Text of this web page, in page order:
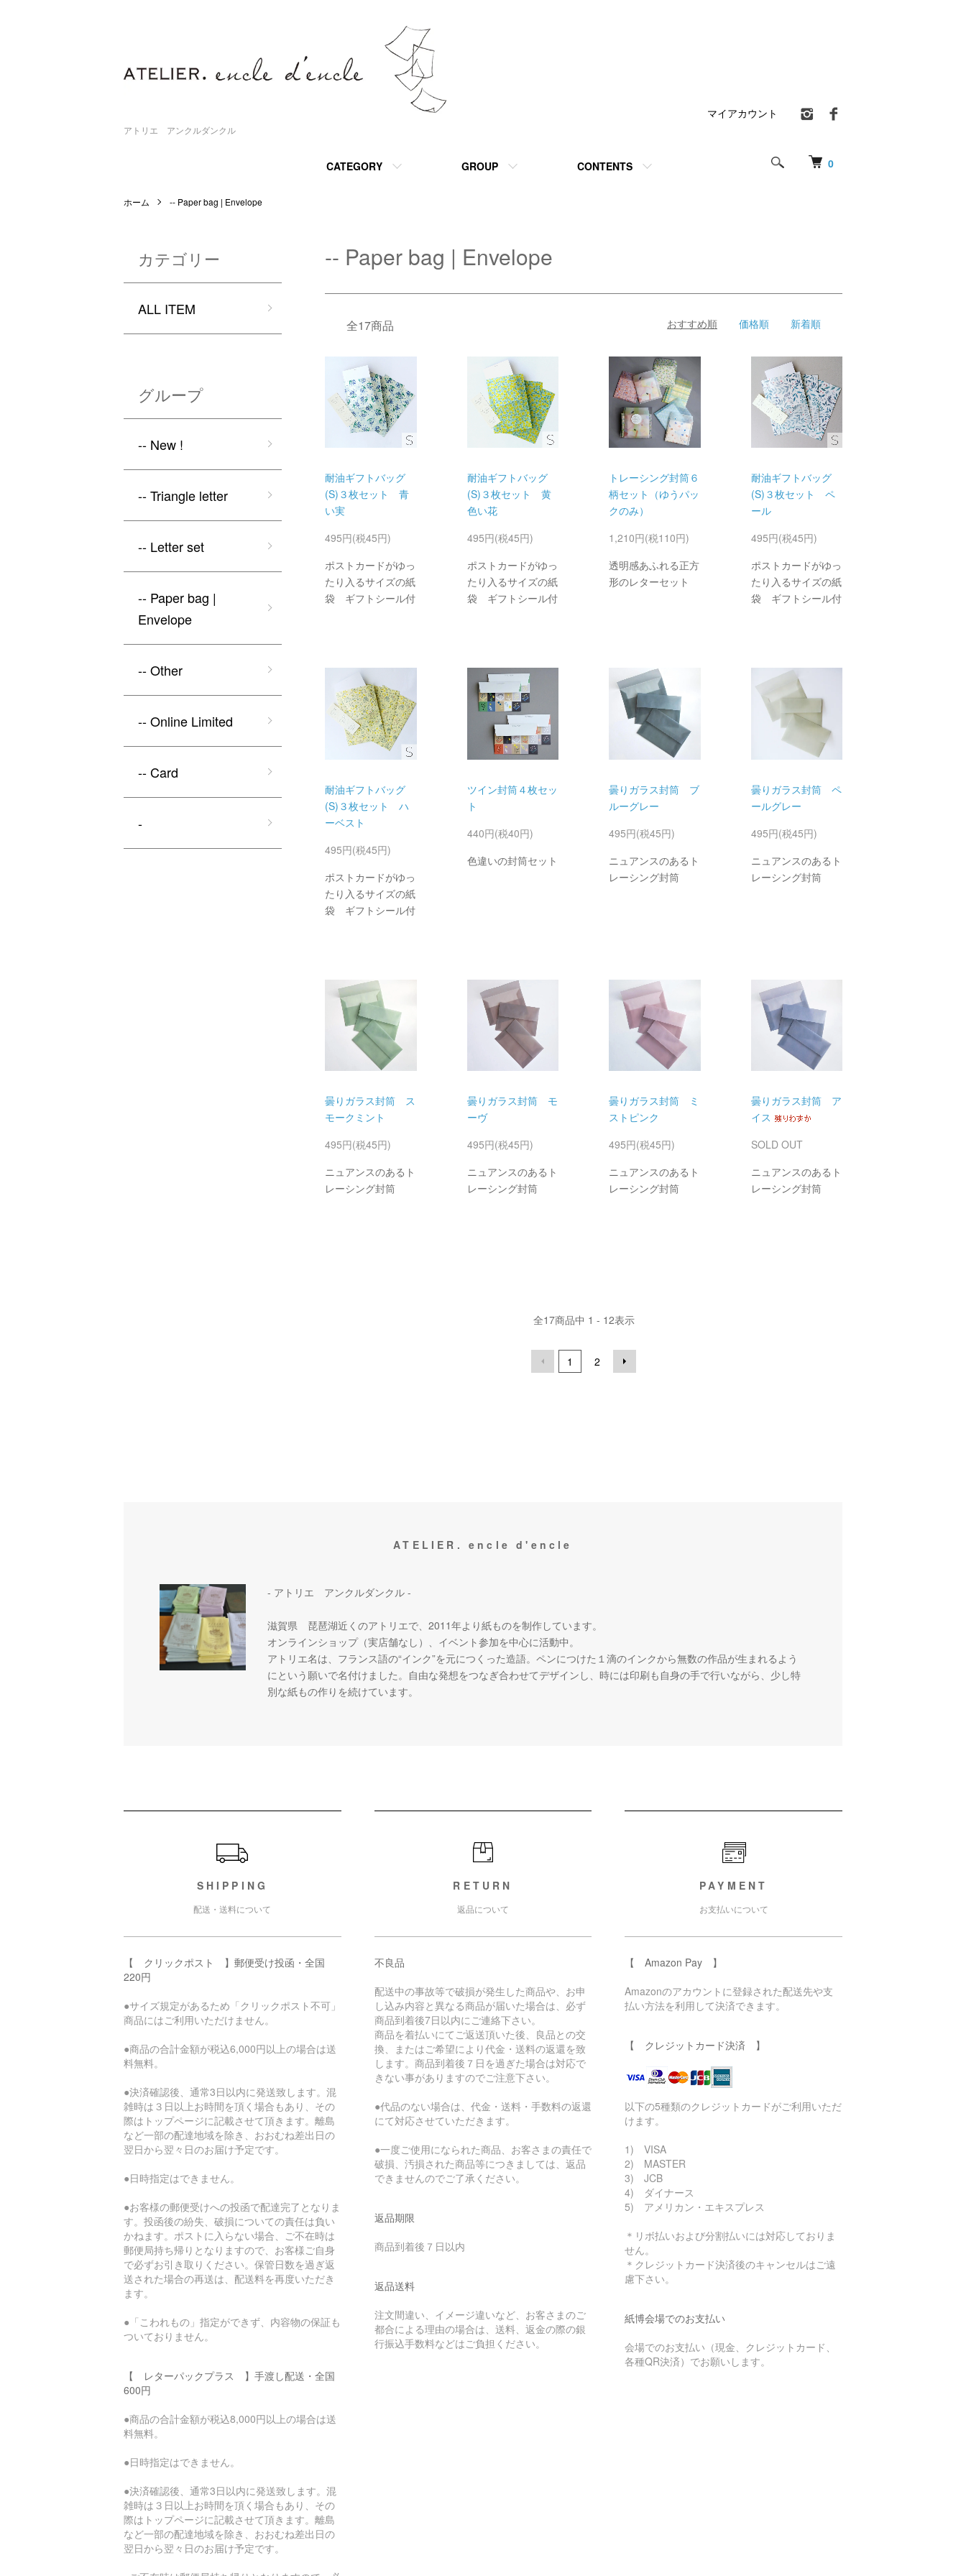
アトリエ アンクルダンクル
0
CATEGORY GROUP CONTENTS
マイアカウント
ホーム -- Paper bag | Envelope
-- Paper bag | Envelope
全17商品 おすすめ順 価格順 新着順
耐油ギフトバッグ
(S)３枚セット 青
い実
495円(税45円)
ポストカードがゆっ
たり入るサイズの紙
袋 ギフトシール付
耐油ギフトバッグ
(S)３枚セット 黄
色い花
495円(税45円)
ポストカードがゆっ
たり入るサイズの紙
袋 ギフトシール付
トレーシング封筒６
柄セット（ゆうパッ
クのみ）
1,210円(税110円)
透明感あふれる正方
形のレターセット
耐油ギフトバッグ
(S)３枚セット ペ
ール
495円(税45円)
ポストカードがゆっ
たり入るサイズの紙
袋 ギフトシール付
耐油ギフトバッグ
(S)３枚セット ハ
ーベスト
495円(税45円)
ポストカードがゆっ
たり入るサイズの紙
袋 ギフトシール付
ツイン封筒４枚セッ
ト
440円(税40円)
色違いの封筒セット
曇りガラス封筒 ブ
ルーグレー
495円(税45円)
ニュアンスのあるト
レーシング封筒
曇りガラス封筒 ペ
ールグレー
495円(税45円)
ニュアンスのあるト
レーシング封筒
曇りガラス封筒 ス
モークミント
495円(税45円)
ニュアンスのあるト
レーシング封筒
曇りガラス封筒 モ
ーヴ
495円(税45円)
ニュアンスのあるト
レーシング封筒
曇りガラス封筒 ミ
ストピンク
495円(税45円)
ニュアンスのあるト
レーシング封筒
曇りガラス封筒 ア
イス
SOLD OUT
ニュアンスのあるト
レーシング封筒
全17商品中 1 - 12表示
1 2
カテゴリー
ALL ITEM
グループ
-- New !
-- Triangle letter
-- Letter set
-- Paper bag |
Envelope
-- Other
-- Online Limited
-- Card
-
ATELIER. encle d'encle
- アトリエ アンクルダンクル -
滋賀県 琵琶湖近くのアトリエで、2011年より紙ものを制作しています。
オンラインショップ（実店舗なし）、イベント参加を中心に活動中。
アトリエ名は、フランス語の“インク”を元につくった造語。ペンにつけた１滴のインクから無数の作品が生まれるよう
にという願いで名付けました。自由な発想をつなぎ合わせてデザインし、時には印刷も自身の手で行いながら、少し特
別な紙もの作りを続けています。
SHIPPING
配送・送料について
【 クリックポスト 】郵便受け投函・全国
220円
●サイズ規定があるため「クリックポスト不可」
商品にはご利用いただけません。
●商品の合計金額が税込6,000円以上の場合は送
料無料。
●決済確認後、通常3日以内に発送致します。混
雑時は３日以上お時間を頂く場合もあり、その
際はトップページに記載させて頂きます。離島
など一部の配達地域を除き、おおむね差出日の
翌日から翌々日のお届け予定です。
●日時指定はできません。
●お客様の郵便受けへの投函で配達完了となりま
す。投函後の紛失、破損についての責任は負い
かねます。ポストに入らない場合、ご不在時は
郵便局持ち帰りとなりますので、お客様ご自身
で必ずお引き取りください。保管日数を過ぎ返
送された場合の再送は、配送料を再度いただき
ます。
●「こわれもの」指定ができず、内容物の保証も
ついておりません。
【 レターパックプラス 】手渡し配送・全国
600円
●商品の合計金額が税込8,000円以上の場合は送
料無料。
●日時指定はできません。
●決済確認後、通常3日以内に発送致します。混
雑時は３日以上お時間を頂く場合もあり、その
際はトップページに記載させて頂きます。離島
など一部の配達地域を除き、おおむね差出日の
翌日から翌々日のお届け予定です。
RETURN
返品について
不良品
配送中の事故等で破損が発生した商品や、お申
し込み内容と異なる商品が届いた場合は、必ず
商品到着後7日以内にご連絡下さい。
商品を着払いにてご返送頂いた後、良品との交
換、またはご希望により代金・送料の返還を致
します。商品到着後７日を過ぎた場合は対応で
きない事がありますのでご注意下さい。
●代品のない場合は、代金・送料・手数料の返還
にて対応させていただきます。
●一度ご使用になられた商品、お客さまの責任で
破損、汚損された商品等につきましては、返品
できませんのでご了承ください。
返品期限
商品到着後７日以内
返品送料
注文間違い、イメージ違いなど、お客さまのご
都合による理由の場合は、送料、返金の際の銀
行振込手数料などはご負担ください。
PAYMENT
お支払いについて
【 Amazon Pay 】
Amazonのアカウントに登録された配送先や支
払い方法を利用して決済できます。
【 クレジットカード決済 】
以下の5種類のクレジットカードがご利用いただ
けます。
1) VISA
2) MASTER
3) JCB
4) ダイナース
5) アメリカン・エキスプレス
＊リボ払いおよび分割払いには対応しておりま
せん。
＊クレジットカード決済後のキャンセルはご遠
慮下さい。
紙博会場でのお支払い
会場でのお支払い（現金、クレジットカード、
各種QR決済）でお願いします。